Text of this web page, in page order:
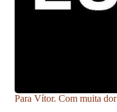
Para Vítor. Com muita dor